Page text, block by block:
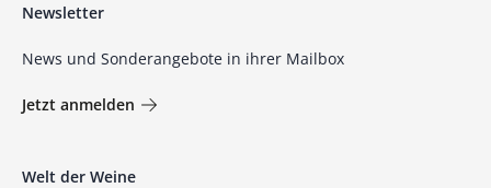
Newsletter
News und Sonderangebote in ihrer Mailbox
Jetzt anmelden
Welt der Weine